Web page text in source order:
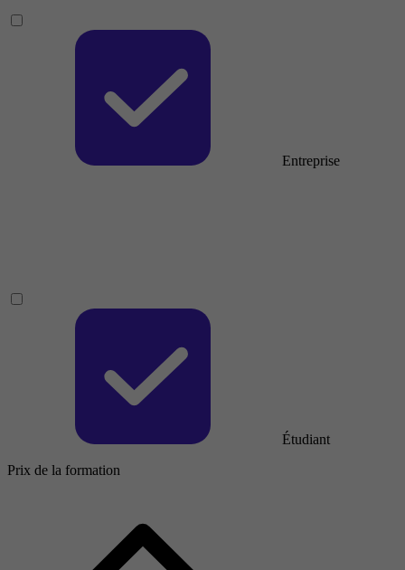
Entreprise
Étudiant
Prix de la formation